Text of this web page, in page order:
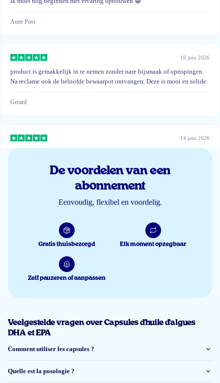
Anne Post
16 juin 2026
product is gemakkelijk in te nemen zonder nare bijsmaak of oprispingen.
Na reclame ook de beloofde bewaarpot ontvangen. Deze is mooi en solide.
Gerard
14 juin 2026
Een product van goede kwaliteit.
Een goed betrouwbaar product, top
Roy Ramkisoen
Een heel goed product
4 mai 2026
De voordelen van een
abonnement
Eenvoudig, flexibel en voordelig.
Gratis thuisbezorgd Elk moment opzegbaar
Zelf pauzeren of aanpassen
Veelgestelde vragen over Capsules d'huile d'algues
DHA et EPA
Comment utiliser les capsules ?
Quelle est la posologie ?